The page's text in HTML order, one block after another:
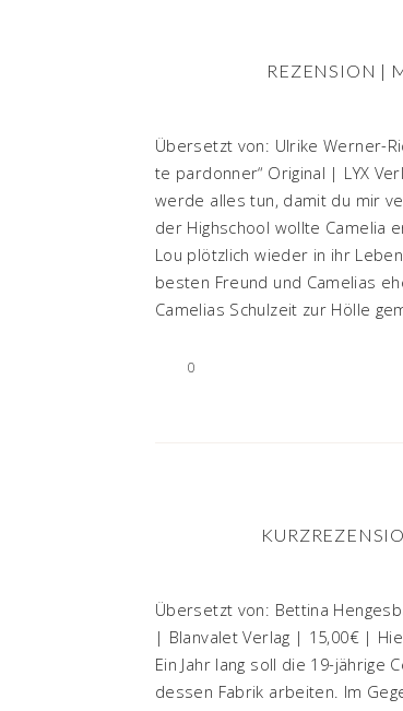
REZENSION |
Übersetzt von: Ulrike Werner-
te pardonner“ Original | LYX
werde alles tun, damit du mir
der Highschool wollte Camelia
Lou plötzlich wieder in ihr
besten Freund und Camelias
Camelias Schulzeit zur Hölle
0
Übersetzt von: Bettina
| Blanvalet Verlag | 15,00€ |
Ein Jahr lang soll die 19-jährige
dessen Fabrik arbeiten. Im